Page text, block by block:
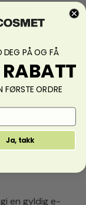
0
0
en gyldig e-
DEG PÅ OG FÅ
FØRSTE ORDRE
Ja, takk